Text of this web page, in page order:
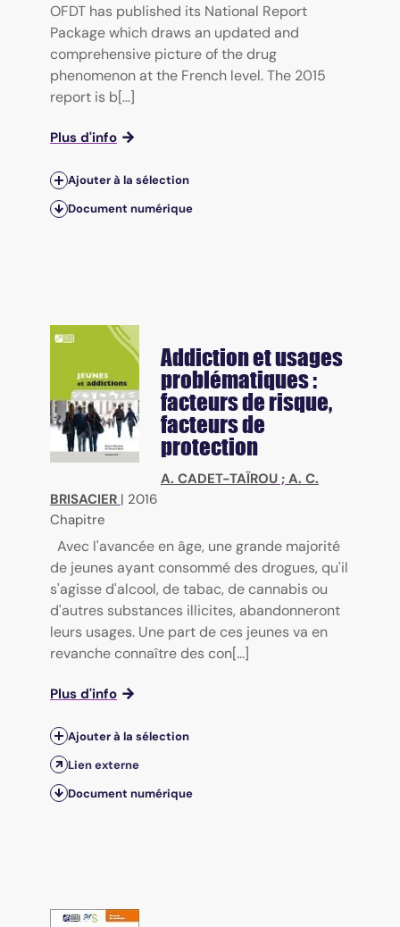
OFDT has published its National Report
Package which draws an updated and
comprehensive picture of the drug
phenomenon at the French level. The 2015
report is b[...]
Plus d'info
Ajouter à la sélection
Document numérique
Addiction et usages
problématiques :
facteurs de risque,
facteurs de
protection
A. CADET-TAÏROU ; A. C.
BRISACIER | 2016
Chapitre
Avec l'avancée en âge, une grande majorité
de jeunes ayant consommé des drogues, qu'il
s'agisse d'alcool, de tabac, de cannabis ou
d'autres substances illicites, abandonneront
leurs usages. Une part de ces jeunes va en
revanche connaître des con[...]
Plus d'info
Ajouter à la sélection
Lien externe
Document numérique